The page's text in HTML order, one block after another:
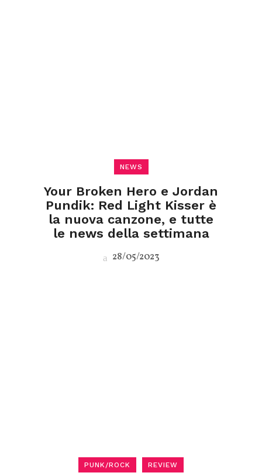
NEWS
Your Broken Hero e Jordan
Pundik: Red Light Kisser è
la nuova canzone, e tutte
le news della settimana
28/05/2023
PUNK/ROCK REVIEW